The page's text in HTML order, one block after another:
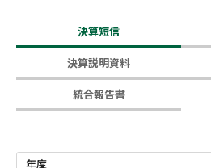
決算短信
決算説明資料
統合報告書